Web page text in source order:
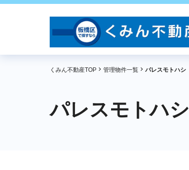
くみん不動産TOP 管理物件一覧 パレスモトハシ
パレスモトハシ